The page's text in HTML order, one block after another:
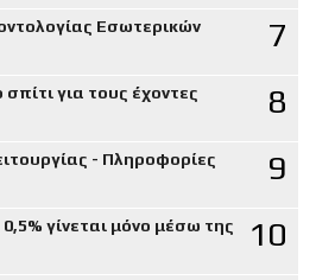
Εσωτερικών
7
για τους έχοντες
8
- Πληροφορίες 9
γίνεται μόνο μέσω της
10